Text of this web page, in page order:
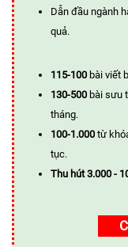
Dẫn đầu ngành
quả.
115-100 bài viết
130-500 bài sưu
tháng.
100-1.000 từ
tục.
Thu hút 3.000 -